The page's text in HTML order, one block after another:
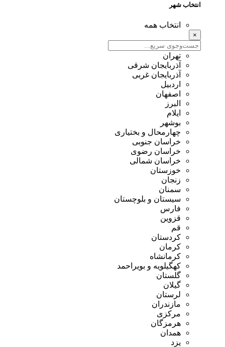
انتخاب شهر
انتخاب همه
×
تهران
آذربایجان شرقی
آذربایجان غربی
اردبیل
اصفهان
البرز
ایلام
بوشهر
چهارمحال و بختیاری
خراسان جنوبی
خراسان رضوی
خراسان شمالی
خوزستان
زنجان
سمنان
سیستان و بلوچستان
فارس
قزوین
قم
کردستان
کرمان
کرمانشاه
کهگیلویه و بویراحمد
گلستان
گیلان
لرستان
مازندران
مرکزی
هرمزگان
همدان
یزد